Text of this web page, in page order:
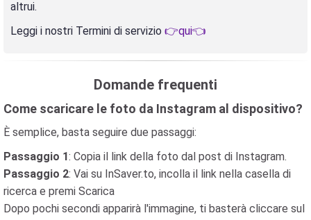
altrui.
Leggi i nostri Termini di servizio 👉qui👈
Domande frequenti
Come scaricare le foto da Instagram al dispositivo?
È semplice, basta seguire due passaggi:
Passaggio 1: Copia il link della foto dal post di Instagram.
Passaggio 2: Vai su InSaver.to, incolla il link nella casella di
ricerca e premi Scarica
Dopo pochi secondi apparirà l'immagine, ti basterà cliccare sul